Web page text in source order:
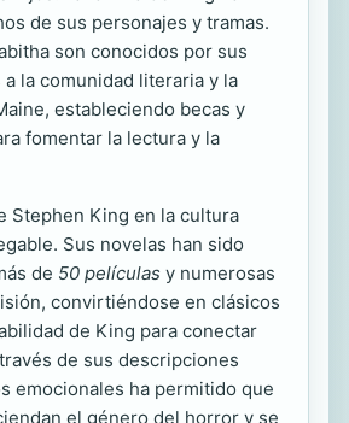
de sus personajes y tramas.
son conocidos por sus
la comunidad literaria y la
estableciendo becas y
fomentar la lectura y la
Stephen King en la cultura
Sus novelas han sido
de 50 películas y numerosas
convirtiéndose en clásicos
de King para conectar
de sus descripciones
emocionales ha permitido que
el género del horror y se